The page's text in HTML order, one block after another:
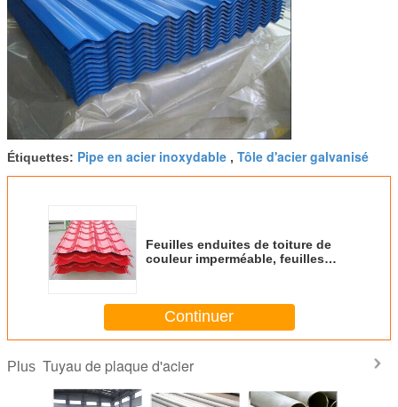
Étiquettes: Pipe en acier inoxydable , Tôle d'acier galvanisé
Feuilles enduites de toiture de
couleur imperméable, feuilles
Continuer
Plus Tuyau de plaque d'acier